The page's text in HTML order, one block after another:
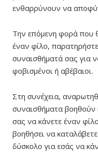
ενθαρρύνουν να
Την επόμενη φορά που
έναν φίλο, παρατηρήστε
συναισθήματά σας για
φοβισμένοι ή αβέβαιοι.
Στη συνέχεια,
συναισθήματα βοηθούν
σας να κάνετε έναν
βοηθήσει να
δύσκολο για εσάς να